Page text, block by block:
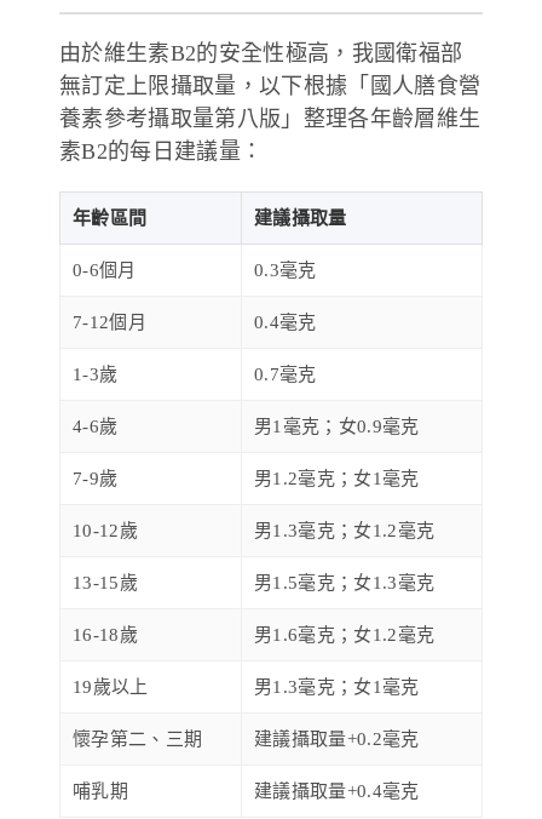
由於維生素B2的安全性極高，我國衛福部
無訂定上限攝取量，以下根據「 國人膳食營
養素參考攝取量第八版」整理各年齡層維生
素B2的每日建議量：
年齡區間 建議攝取量
0-6個月 0.3毫克
7-12個月 0.4毫克
1-3歲 0.7毫克
4-6歲 男1毫克；女0.9毫克
7-9歲 男1.2毫克；女1毫克
10-12歲 男1.3毫克；女1.2毫克
13-15歲 男1.5毫克；女1.3毫克
16-18歲 男1.6毫克；女1.2毫克
19歲以上 男1.3毫克；女1毫克
懷孕第二、三期 建議攝取量+0.2毫克
哺乳期 建議攝取量+0.4毫克